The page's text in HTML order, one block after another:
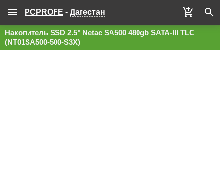
PCPROFE - Дагестан
Накопитель SSD 2.5" Netac SA500 480gb SATA-III TLC
(NT01SA500-500-S3X)